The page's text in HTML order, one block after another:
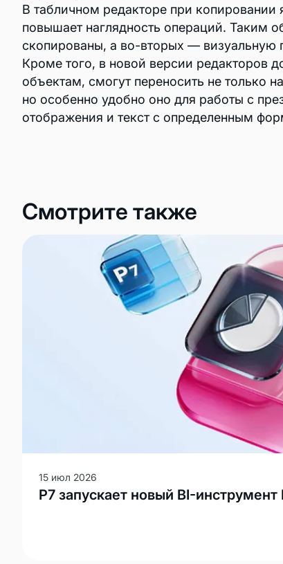
Техподдержка
Блог
Обновления
Расширенная техподдержка
Новости
Тарифы
В табличном редакторе при копировании
повышает наглядность операций. Таким
скопированы, а во-вторых — визуальную
Кроме того, в новой версии редакторов
объектам, смогут переносить не только
но особенно удобно оно для работы с
отображения и текст с определенным
Смотрите также
15 июл 2026
Р7 запускает новый BI-